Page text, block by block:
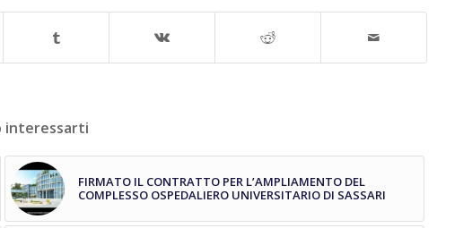
interessarti
FIRMATO IL CONTRATTO PER L’AMPLIAMENTO DEL
COMPLESSO OSPEDALIERO UNIVERSITARIO DI SASSARI